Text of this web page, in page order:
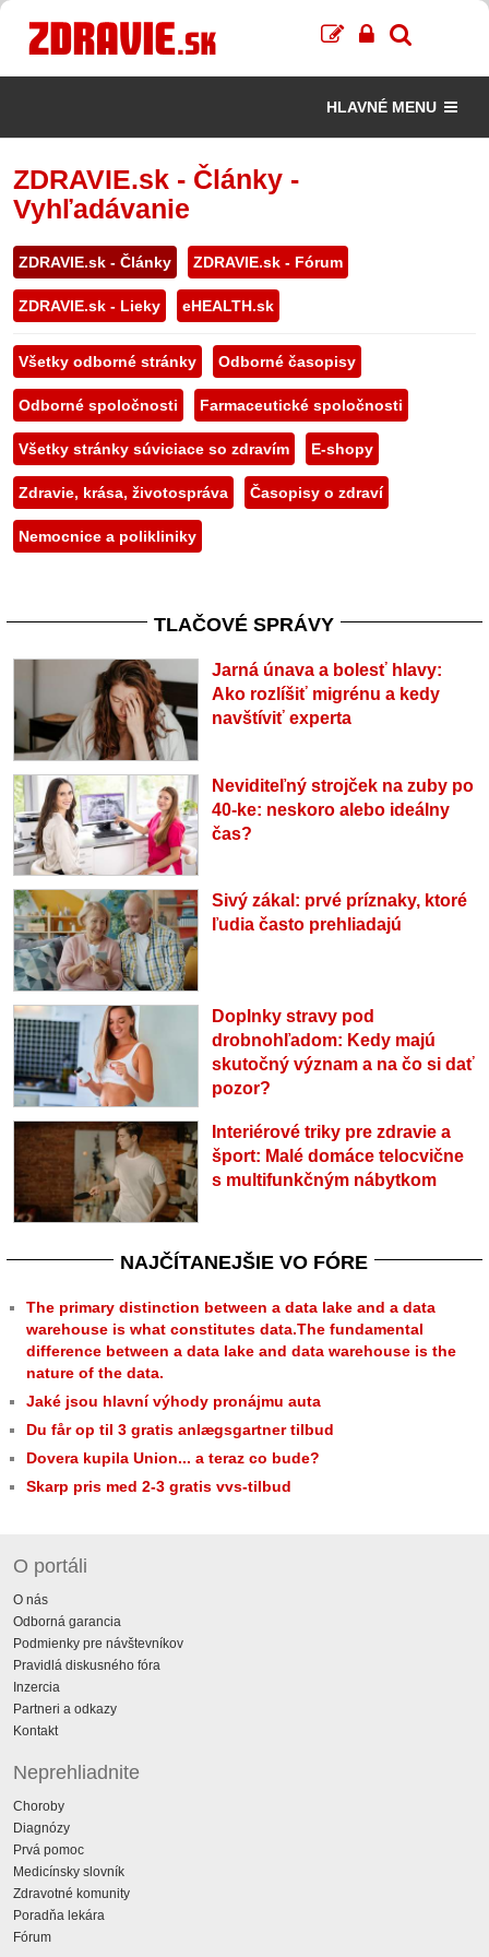
HLAVNÉ MENU
ZDRAVIE.sk - Články -
Vyhľadávanie
ZDRAVIE.sk - Články ZDRAVIE.sk - Fórum
ZDRAVIE.sk - Lieky eHEALTH.sk
Všetky odborné stránky Odborné časopisy
Odborné spoločnosti Farmaceutické spoločnosti
Všetky stránky súviciace so zdravím E-shopy
Zdravie, krása, životospráva Časopisy o zdraví
Nemocnice a polikliniky
TLAČOVÉ SPRÁVY
Jarná únava a bolesť hlavy:
Ako rozlíšiť migrénu a kedy
navštíviť experta
Neviditeľný strojček na zuby po
40-ke: neskoro alebo ideálny
čas?
Sivý zákal: prvé príznaky, ktoré
ľudia často prehliadajú
Doplnky stravy pod
drobnohľadom: Kedy majú
skutočný význam a na čo si dať
pozor?
Interiérové triky pre zdravie a
šport: Malé domáce telocvične
s multifunkčným nábytkom
NAJČÍTANEJŠIE VO FÓRE
The primary distinction between a data lake and a data
warehouse is what constitutes data.The fundamental
difference between a data lake and data warehouse is the
nature of the data.
Jaké jsou hlavní výhody pronájmu auta
Du får op til 3 gratis anlægsgartner tilbud
Dovera kupila Union... a teraz co bude?
Skarp pris med 2-3 gratis vvs-tilbud
O portáli
O nás
Odborná garancia
Podmienky pre návštevníkov
Pravidlá diskusného fóra
Inzercia
Partneri a odkazy
Kontakt
Neprehliadnite
Choroby
Diagnózy
Prvá pomoc
Medicínsky slovník
Zdravotné komunity
Poradňa lekára
Fórum